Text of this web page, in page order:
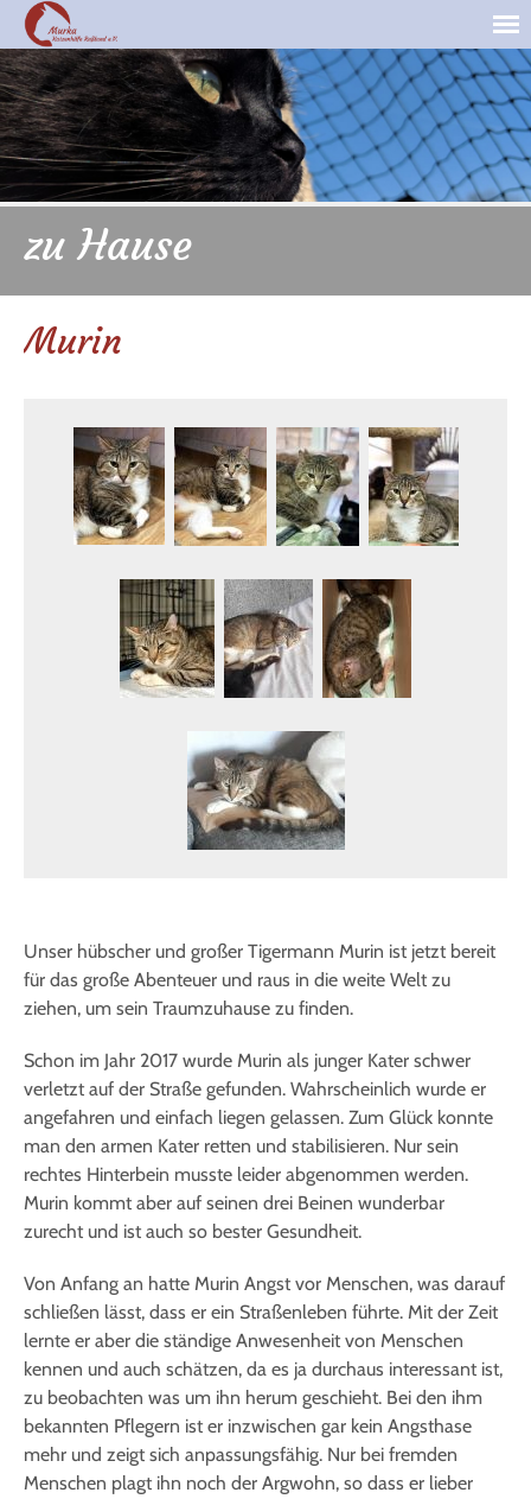
zu Hause
Murin
Unser hübscher und großer Tigermann Murin ist jetzt bereit
für das große Abenteuer und raus in die weite Welt zu
ziehen, um sein Traumzuhause zu finden.
Schon im Jahr 2017 wurde Murin als junger Kater schwer
verletzt auf der Straße gefunden. Wahrscheinlich wurde er
angefahren und einfach liegen gelassen. Zum Glück konnte
man den armen Kater retten und stabilisieren. Nur sein
rechtes Hinterbein musste leider abgenommen werden.
Murin kommt aber auf seinen drei Beinen wunderbar
zurecht und ist auch so bester Gesundheit.
Von Anfang an hatte Murin Angst vor Menschen, was darauf
schließen lässt, dass er ein Straßenleben führte. Mit der Zeit
lernte er aber die ständige Anwesenheit von Menschen
kennen und auch schätzen, da es ja durchaus interessant ist,
zu beobachten was um ihn herum geschieht. Bei den ihm
bekannten Pflegern ist er inzwischen gar kein Angsthase
mehr und zeigt sich anpassungsfähig. Nur bei fremden
Menschen plagt ihn noch der Argwohn, so dass er lieber